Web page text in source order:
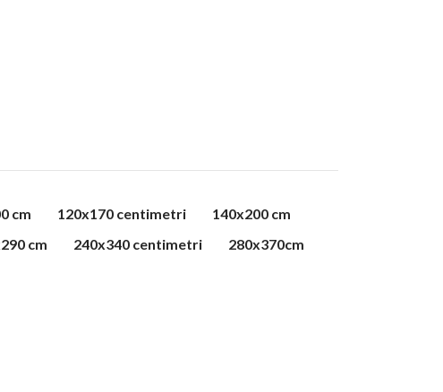
cm 120x170 centimetri
140x200 cm
cm 240x340 centimetri 280x370cm